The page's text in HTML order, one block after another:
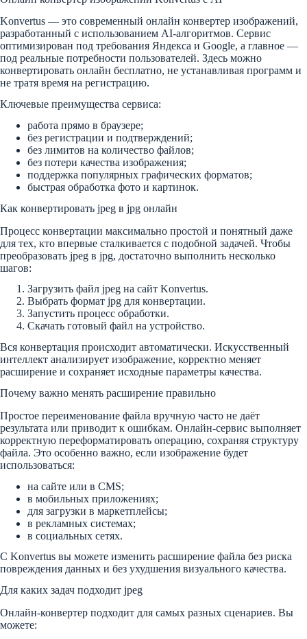
Konvertus — это современный онлайн конвертер изображений,
разработанный с использованием AI-алгоритмов. Сервис
оптимизирован под требования Яндекса и Google, а главное —
под реальные потребности пользователей. Здесь можно
конвертировать онлайн бесплатно, не устанавливая программ и
не тратя время на регистрацию.
Ключевые преимущества сервиса:
работа прямо в браузере;
без регистрации и подтверждений;
без лимитов на количество файлов;
без потери качества изображения;
поддержка популярных графических форматов;
быстрая обработка фото и картинок.
Как конвертировать jpeg в jpg онлайн
Процесс конвертации максимально простой и понятный даже
для тех, кто впервые сталкивается с подобной задачей. Чтобы
преобразовать jpeg в jpg, достаточно выполнить несколько
шагов:
Загрузить файл jpeg на сайт Konvertus.
Выбрать формат jpg для конвертации.
Запустить процесс обработки.
Скачать готовый файл на устройство.
Вся конвертация происходит автоматически. Искусственный
интеллект анализирует изображение, корректно меняет
расширение и сохраняет исходные параметры качества.
Почему важно менять расширение правильно
Простое переименование файла вручную часто не даёт
результата или приводит к ошибкам. Онлайн-сервис выполняет
корректную переформатировать операцию, сохраняя структуру
файла. Это особенно важно, если изображение будет
использоваться:
на сайте или в CMS;
в мобильных приложениях;
для загрузки в маркетплейсы;
в рекламных системах;
в социальных сетях.
С Konvertus вы можете изменить расширение файла без риска
повреждения данных и без ухудшения визуального качества.
Для каких задач подходит jpeg
Онлайн-конвертер подходит для самых разных сценариев. Вы
можете: